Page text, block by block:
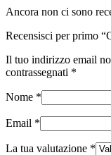
Ancora non ci sono
Recensisci per primo
Il tuo indirizzo email
contrassegnati *
Nome *
Email *
La tua valutazione *